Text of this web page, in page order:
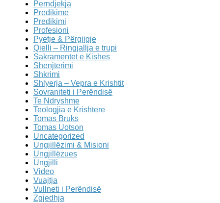
Perndjekja
Predikime
Predikimi
Profesioni
Pyetje & Përgjigje
Qielli – Ringjallja e trupi
Sakramentet e Kishes
Shenjterimi
Shkrimi
Shlyerja – Vepra e Krishtit
Sovraniteti i Perëndisë
Te Ndryshme
Teologjia e Krishtere
Tomas Bruks
Tomas Uotson
Uncategorized
Ungjillëzimi & Misioni
Ungjillëzues
Ungjilli
Video
Vuajtja
Vullneti i Perëndisë
Zgjedhja